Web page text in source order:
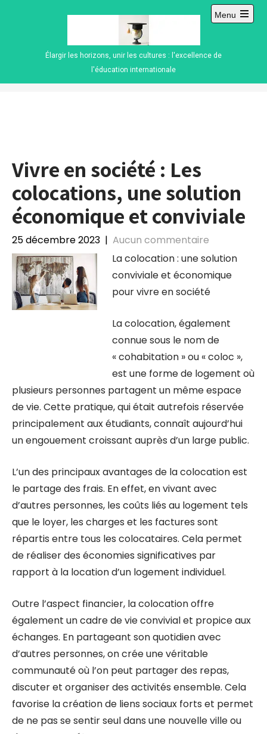
Élargir les horizons, unir les cultures : l'excellence de
l'éducation internationale
Menu
Open
Vivre en société : Les
colocations, une solution
économique et conviviale
25 décembre 2023 | Aucun commentaire
La colocation : une solution
conviviale et économique
pour vivre en société
La colocation, également
connue sous le nom de
« cohabitation » ou « coloc »,
est une forme de logement où
plusieurs personnes partagent un même espace
de vie. Cette pratique, qui était autrefois réservée
principalement aux étudiants, connaît aujourd’hui
un engouement croissant auprès d’un large public.
L’un des principaux avantages de la colocation est
le partage des frais. En effet, en vivant avec
d’autres personnes, les coûts liés au logement tels
que le loyer, les charges et les factures sont
répartis entre tous les colocataires. Cela permet
de réaliser des économies significatives par
rapport à la location d’un logement individuel.
Outre l’aspect financier, la colocation offre
également un cadre de vie convivial et propice aux
échanges. En partageant son quotidien avec
d’autres personnes, on crée une véritable
communauté où l’on peut partager des repas,
discuter et organiser des activités ensemble. Cela
favorise la création de liens sociaux forts et permet
de ne pas se sentir seul dans une nouvelle ville ou